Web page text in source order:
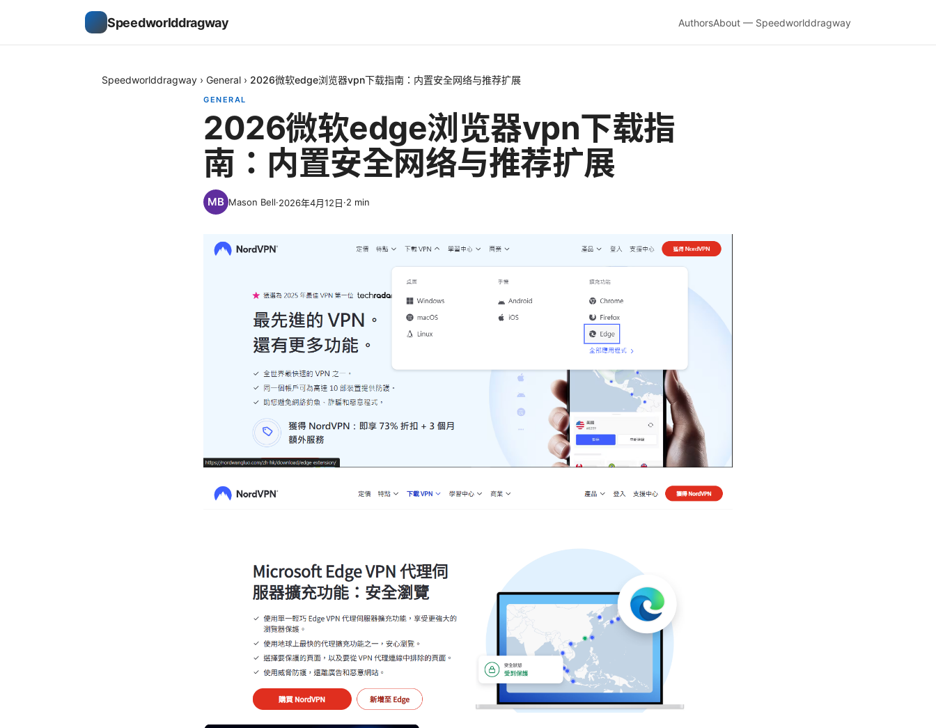
Speedworlddragway AuthorsAbout — Speedworlddragway
Speedworlddragway › General › 2026微软edge浏览器vpn下载指南：内置安全网络与推荐扩展
GENERAL
2026微软edge浏览器vpn下载指
南：内置安全网络与推荐扩展
Mason Bell·2026年4月12日·2 min